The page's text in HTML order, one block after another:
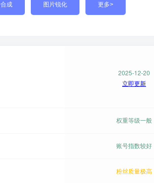
成 图片锐化 更多>
2025-12-20
立即更新
权重等级一般
账号指数较好
粉丝质量极高